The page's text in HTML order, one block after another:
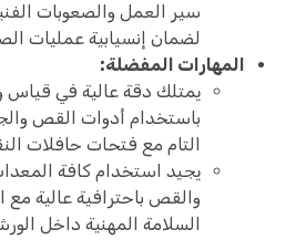
سير العمل والصعوبات
لضمان إنسيابية عمليات
المهارات المفضلة:
يمتلك دقة عالية في قياس
باستخدام أدوات القص
التام مع فتحات حافلات
يجيد استخدام كافة
والقص باحترافية عالية مع
السلامة المهنية داخل